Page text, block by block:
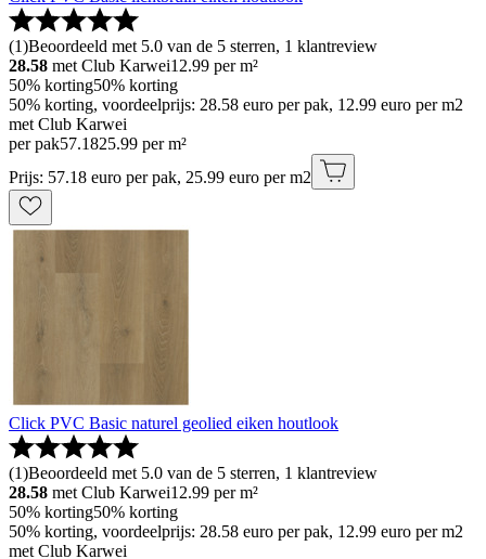
(1)Beoordeeld met 5.0 van de 5 sterren, 1 klantreview
28.58 met Club Karwei12.99 per m²
50% korting50% korting
50% korting, voordeelprijs: 28.58 euro per pak, 12.99 euro per m2
met Club Karwei
per pak57.1825.99 per m²
Prijs: 57.18 euro per pak, 25.99 euro per m2
Click PVC Basic naturel geolied eiken houtlook
(1)Beoordeeld met 5.0 van de 5 sterren, 1 klantreview
28.58 met Club Karwei12.99 per m²
50% korting50% korting
50% korting, voordeelprijs: 28.58 euro per pak, 12.99 euro per m2
met Club Karwei